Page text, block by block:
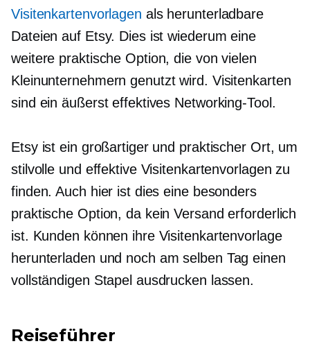
Visitenkartenvorlagen als herunterladbare
Dateien auf Etsy. Dies ist wiederum eine
weitere praktische Option, die von vielen
Kleinunternehmern genutzt wird. Visitenkarten
sind ein äußerst effektives Networking-Tool.
Etsy ist ein großartiger und praktischer Ort, um
stilvolle und effektive Visitenkartenvorlagen zu
finden. Auch hier ist dies eine besonders
praktische Option, da kein Versand erforderlich
ist. Kunden können ihre Visitenkartenvorlage
herunterladen und noch am selben Tag einen
vollständigen Stapel ausdrucken lassen.
Reiseführer